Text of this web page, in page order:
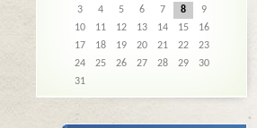
3
4 5 6 7 8
9
10
11 12 13 14 15
16
17
18 19 20 21 22
23
24
25 26 27 28 29
30
31